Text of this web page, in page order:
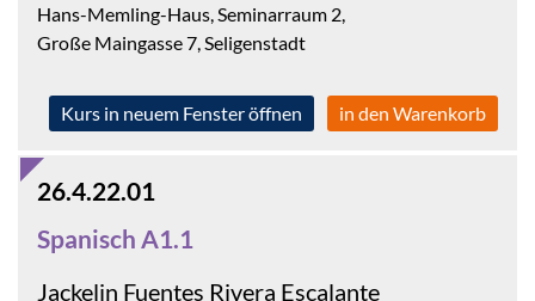
Hans-Memling-Haus, Seminarraum 2,
Große Maingasse 7, Seligenstadt
Kurs in neuem Fenster öffnen in den Warenkorb
26.4.22.01
Spanisch A1.1
Jackelin Fuentes Rivera Escalante